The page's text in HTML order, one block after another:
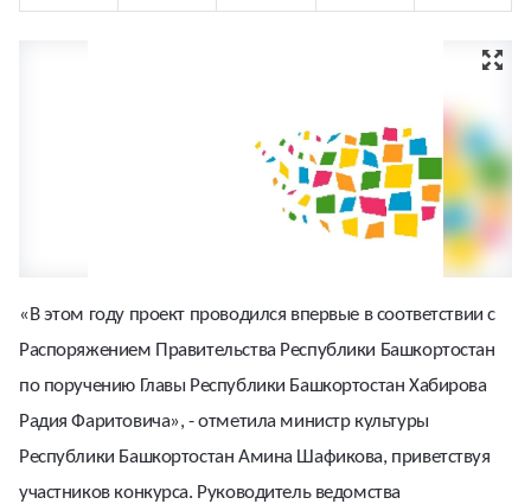
«В этом году проект проводился впервые в соответствии с
Распоряжением Правительства Республики Башкортостан
по поручению Главы Республики Башкортостан Хабирова
Радия Фаритовича», - отметила министр культуры
Республики Башкортостан Амина Шафикова, приветствуя
участников конкурса. Руководитель ведомства